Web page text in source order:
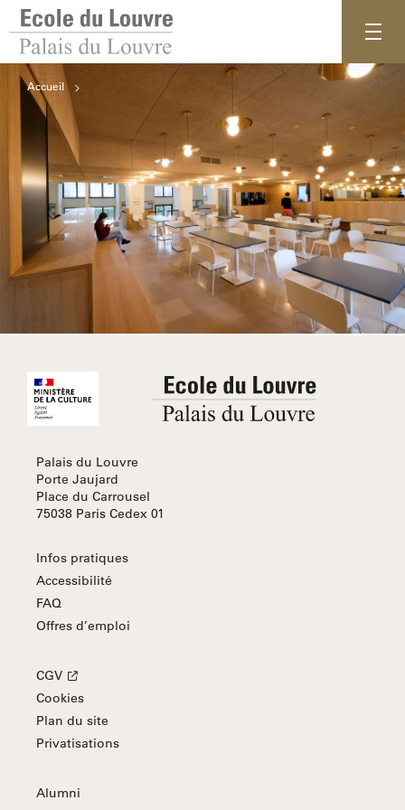
Accueil
Palais du Louvre
Porte Jaujard
Place du Carrousel
75038 Paris Cedex 01
Infos pratiques
Accessibilité
FAQ
Offres d’emploi
CGV
Cookies
Plan du site
Privatisations
Alumni